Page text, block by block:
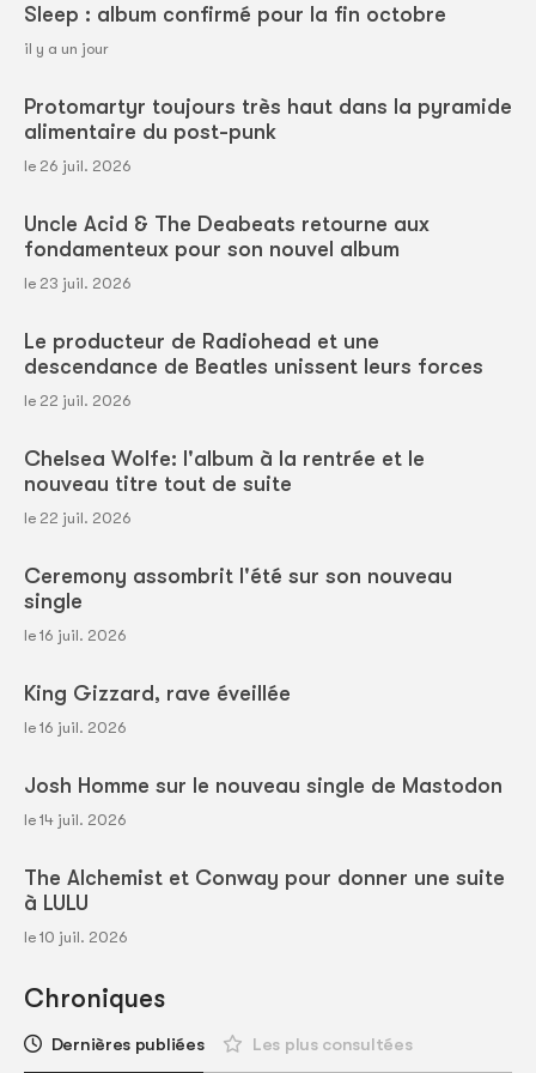
Sleep : album confirmé pour la fin octobre
il y a un jour
Protomartyr toujours très haut dans la pyramide
alimentaire du post-punk
le 26 juil. 2026
Uncle Acid & The Deabeats retourne aux
fondamenteux pour son nouvel album
le 23 juil. 2026
Le producteur de Radiohead et une
descendance de Beatles unissent leurs forces
le 22 juil. 2026
Chelsea Wolfe: l'album à la rentrée et le
nouveau titre tout de suite
le 22 juil. 2026
Ceremony assombrit l'été sur son nouveau
single
le 16 juil. 2026
King Gizzard, rave éveillée
le 16 juil. 2026
Josh Homme sur le nouveau single de Mastodon
le 14 juil. 2026
The Alchemist et Conway pour donner une suite
à LULU
le 10 juil. 2026
Chroniques
Dernières publiées Les plus consultées